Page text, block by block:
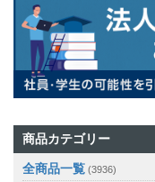
商品カテゴリー
全商品一覧 (3936)